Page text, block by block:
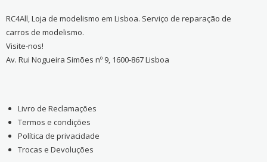
RC4All, Loja de modelismo em Lisboa. Serviço de reparação de
carros de modelismo.
Visite-nos!
Av. Rui Nogueira Simões nº 9, 1600-867 Lisboa
Livro de Reclamações
Termos e condições
Política de privacidade
Trocas e Devoluções